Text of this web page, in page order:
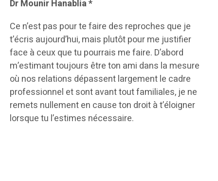
Dr Mounir Hanablia *
Ce n’est pas pour te faire des reproches que je
t’écris aujourd’hui, mais plutôt pour me justifier
face à ceux que tu pourrais me faire. D’abord
m’estimant toujours être ton ami dans la mesure
où nos relations dépassent largement le cadre
professionnel et sont avant tout familiales, je ne
remets nullement en cause ton droit à t’éloigner
lorsque tu l’estimes nécessaire.